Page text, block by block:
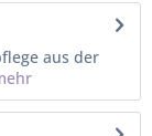
aus der